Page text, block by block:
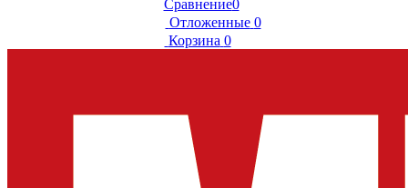
Сравнение0
Отложенные 0
Корзина 0